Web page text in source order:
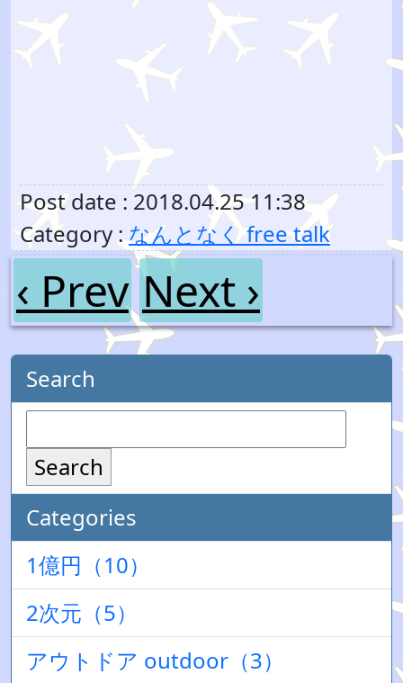
Post date : 2018.04.25 11:38
Category : なんとなく free talk
‹ Prev Next ›
Search
Search
Categories
1億円（10）
2次元（5）
アウトドア outdoor（3）